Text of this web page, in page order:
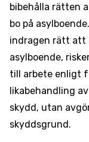
bibehålla rätten
bo på
indragen rätt att
asylboende,
till arbete enligt
likabehandling
skydd, utan
skyddsgrund.